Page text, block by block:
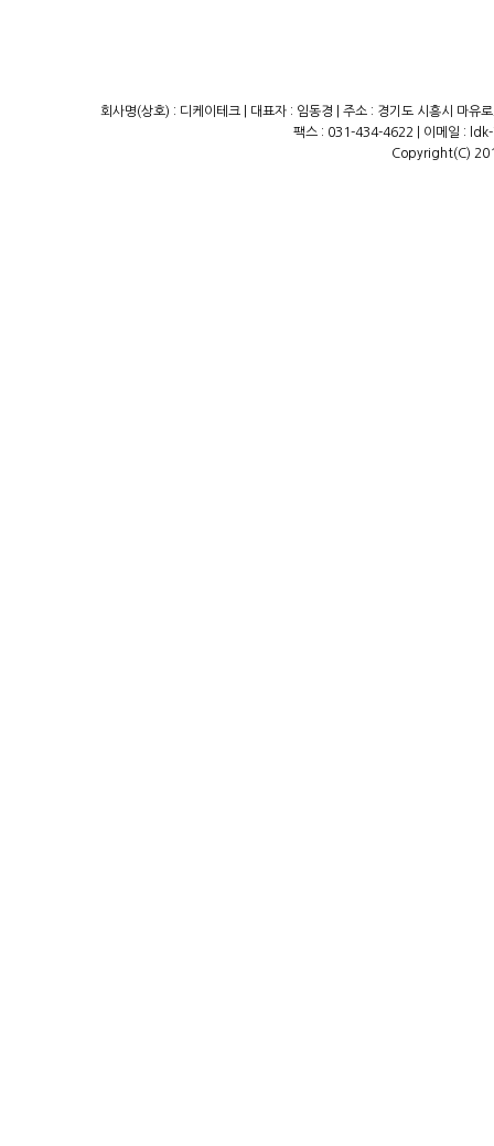
회사명(상호) : 디케이테크 | 대표자 : 임동경 | 주소 : 경기도 시흥시 마
팩스 : 031-434-4622 | 이메일 :
Copyright(C)